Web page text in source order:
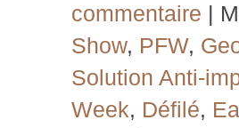
commentaire |
Show, PFW,
Solution Anti-
Week, Défilé,